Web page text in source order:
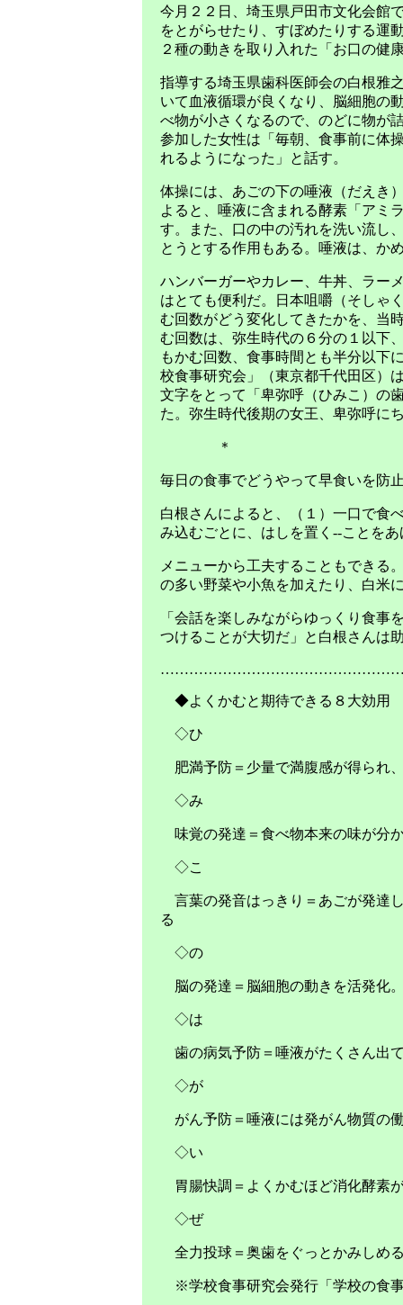
今月２２日、埼玉県戸田市文化会館
をとがらせたり、すぼめたりする運
２種の動きを取り入れた「お口の健
指導する埼玉県歯科医師会の白根雅
いて血液循環が良くなり、脳細胞の
べ物が小さくなるので、のどに物が
参加した女性は「毎朝、食事前に体
れるようになった」と話す。
体操には、あごの下の唾液（だえき
よると、唾液に含まれる酵素「アミ
す。また、口の中の汚れを洗い流し
とうとする作用もある。唾液は、か
ハンバーガーやカレー、牛丼、ラー
はとても便利だ。日本咀嚼（そしゃ
む回数がどう変化してきたかを、当
む回数は、弥生時代の６分の１以下
もかむ回数、食事時間とも半分以下
校食事研究会」（東京都千代田区）
文字をとって「卑弥呼（ひみこ）の
た。弥生時代後期の女王、卑弥呼に
＊
毎日の食事でどうやって早食いを防
白根さんによると、（１）一口で食
み込むごとに、はしを置く--ことをあ
メニューから工夫することもできる
の多い野菜や小魚を加えたり、白米
「会話を楽しみながらゆっくり食事
つけることが大切だ」と白根さんは
◆よくかむと期待できる８大効用
◇ひ
肥満予防＝少量で満腹感が得られ
◇み
味覚の発達＝食べ物本来の味が分
◇こ
言葉の発音はっきり＝あごが発達
る
◇の
脳の発達＝脳細胞の動きを活発化
◇は
歯の病気予防＝唾液がたくさん出
◇が
がん予防＝唾液には発がん物質の
◇い
胃腸快調＝よくかむほど消化酵素
◇ぜ
全力投球＝奥歯をぐっとかみしめ
※学校食事研究会発行「学校の食